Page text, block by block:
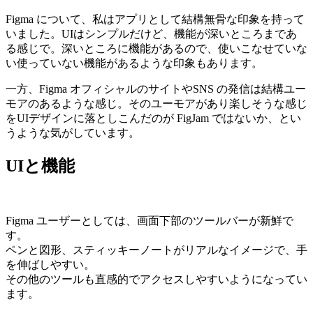
Figma について、私はアプリとして結構無骨な印象を持って
いました。UIはシンプルだけど、機能が深いところまであ
る感じで。深いところに機能があるので、使いこなせていな
い使っていない機能があるような印象もあります。
一方、Figma オフィシャルのサイトやSNS の発信は結構ユー
モアのあるような感じ。そのユーモアがあり楽しそうな感じ
をUIデザインに落としこんだのが FigJam ではないか、とい
うような気がしています。
UIと機能
Figma ユーザーとしては、画面下部のツールバーが新鮮で
す。
ペンと図形、スティッキーノートがリアルなイメージで、手
を伸ばしやすい。
その他のツールも直感的でアクセスしやすいようになってい
ます。